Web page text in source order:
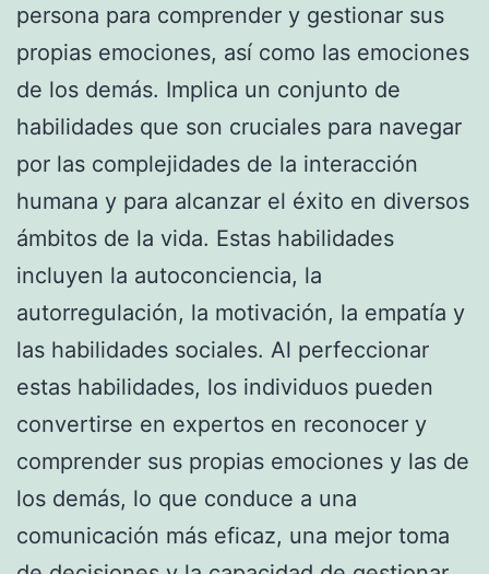
persona para comprender y gestionar sus
propias emociones, así como las emociones
de los demás. Implica un conjunto de
habilidades que son cruciales para navegar
por las complejidades de la interacción
humana y para alcanzar el éxito en diversos
ámbitos de la vida. Estas habilidades
incluyen la autoconciencia, la
autorregulación, la motivación, la empatía y
las habilidades sociales. Al perfeccionar
estas habilidades, los individuos pueden
convertirse en expertos en reconocer y
comprender sus propias emociones y las de
los demás, lo que conduce a una
comunicación más eficaz, una mejor toma